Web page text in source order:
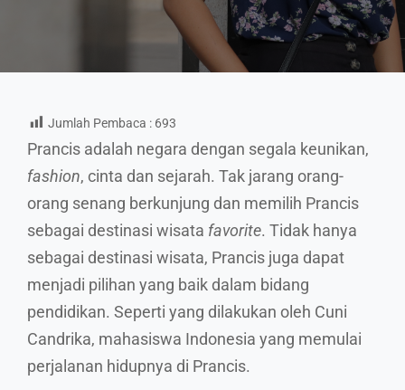
Jumlah Pembaca : 693
Prancis adalah negara dengan segala keunikan,
fashion, cinta dan sejarah. Tak jarang orang-
orang senang berkunjung dan memilih Prancis
sebagai destinasi wisata favorite. Tidak hanya
sebagai destinasi wisata, Prancis juga dapat
menjadi pilihan yang baik dalam bidang
pendidikan. Seperti yang dilakukan oleh Cuni
Candrika, mahasiswa Indonesia yang memulai
perjalanan hidupnya di Prancis.